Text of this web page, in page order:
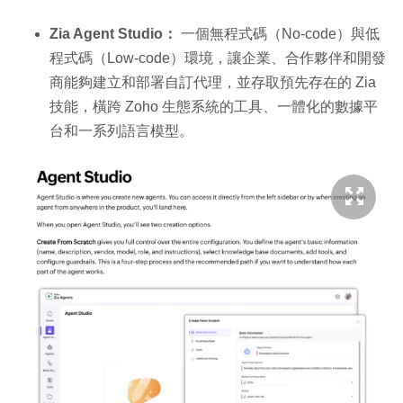
Zia Agent Studio： 一個無程式碼（No-code）與低
程式碼（Low-code）環境，讓企業、合作夥伴和開發
商能夠建立和部署自訂代理，並存取預先存在的 Zia
技能，橫跨 Zoho 生態系統的工具、一體化的數據平
台和一系列語言模型。